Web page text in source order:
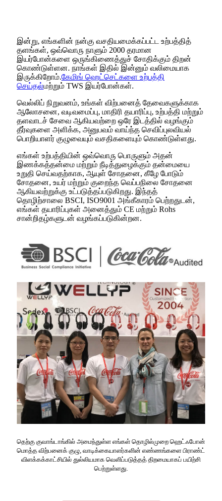
இன்று, எங்களின் நன்கு வசதியமைக்கப்பட்ட உற்பத்தித்
தளங்கள், ஒவ்வொரு நாளும் 2000 தரமான
இயர்போன்களை ஒருங்கிணைத்துச் சோதிக்கும் திறன்
கொண்டுள்ளன. நாங்கள் இதில் இன்னும் வலிமையாக
இருக்கிறோம்.கேமிங் ஹெட்செட்களை உற்பத்தி
செய்தல்மற்றும் TWS இயர்போன்கள்.
வெல்லிப் நிறுவனம், உங்கள் விற்பனைத் தேவைகளுக்காக
ஆலோசனை, வடிவமைப்பு, மாதிரி தயாரிப்பு, உற்பத்தி மற்றும்
தளவாடச் சேவை ஆகியவற்றை ஒரே இடத்தில் வழங்கும்
தீர்வுகளை அளிக்க, அனுபவம் வாய்ந்த செவிப்புலவியல்
பொறியாளர் குழுவையும் வசதிகளையும் கொண்டுள்ளது.
எங்கள் உற்பத்தியின் ஒவ்வொரு பொருளும் அதன்
இணக்கத்தன்மை மற்றும் நீடித்துழைக்கும் தன்மையை
உறுதி செய்வதற்காக, ஆயுள் சோதனை, கீழே போடும்
சோதனை, உயர் மற்றும் குறைந்த வெப்பநிலை சோதனை
ஆகியவற்றுக்கு உட்படுத்தப்படுகிறது. இந்தத்
தொழிற்சாலை BSCI, ISO9001 அங்கீகாரம் பெற்றதுடன்,
எங்கள் தயாரிப்புகள் அனைத்தும் CE மற்றும் Rohs
சான்றிதழ்களுடன் வழங்கப்படுகின்றன.
தெற்கு குவாங்டாங்கில் அமைந்துள்ள எங்கள் தொழில்முறை ஹெட்ஃபோன்
மொத்த விற்பனைக் குழு, வாடிக்கையாளர்களின் எண்ணங்களை பிராண்ட்
விளக்கக்காட்சியில் துல்லியமாக வெளிப்படுத்தத் திறமையாகப் பயிற்சி
பெற்றுள்ளது.